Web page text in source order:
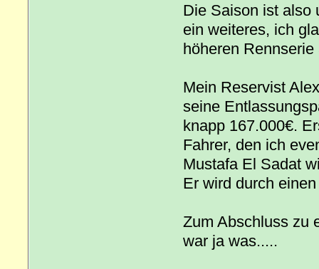
Die Saison ist also
ein weiteres, ich
höheren Rennserie
Mein Reservist
seine
knapp 167.000€.
Fahrer, den ich
Mustafa El Sadat
Er wird durch
Zum Abschluss zu
war ja was.....